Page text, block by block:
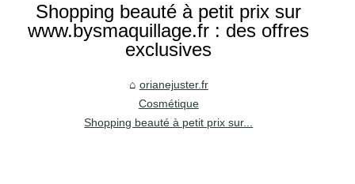
Shopping beauté à petit prix sur
www.bysmaquillage.fr : des offres
exclusives
orianejuster.fr
Cosmétique
Shopping beauté à petit prix sur...